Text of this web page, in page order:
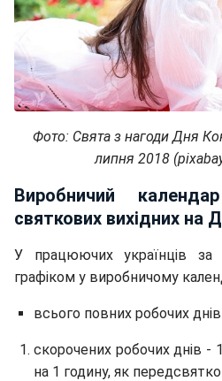
Фото: Свята з нагоди Дня
липня 2018
Виробничий
святкових вихідних на
У працюючих українців
графіком у виробничому
всього повних робочих
скорочених робочих днів -
на 1 годину, як